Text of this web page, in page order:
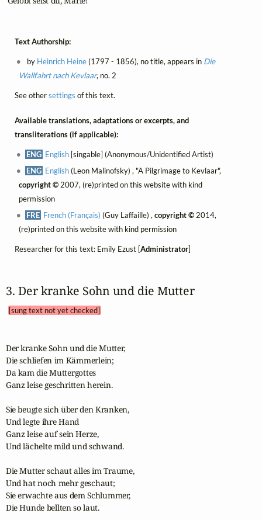
Text Authorship:
by Heinrich Heine(1797 - 1856), no title, appears in Die
Wallfahrt nach Kevlaar, no. 2
See othersettings of this text.
Available translations, adaptations or excerpts, and
transliterations (if applicable):
ENG English [singable] (Anonymous/Unidentified Artist)
ENG English(Leon Malinofsky) , "A Pilgrimage to Kevlaar",
copyright ©2007, (re)printed on this website with kind
permission
FRE French (Français) (Guy Laffaille) ,copyright © 2014,
(re)printed on this website with kind permission
Researcher for this text: Emily Ezust [Administrator]
3. Der kranke Sohn und die Mutter
[sung text not yet checked]
Der kranke Sohn und die Mutter,
Die schliefen im Kämmerlein;
Da kam die Muttergottes
Ganz leise geschritten herein.
Sie beugte sich über den Kranken,
Und legte ihre Hand
Ganz leise auf sein Herze,
Und lächelte mild und schwand.
Die Mutter schaut alles im Traume,
Und hat noch mehr geschaut;
Sie erwachte aus dem Schlummer,
Die Hunde bellten so laut.